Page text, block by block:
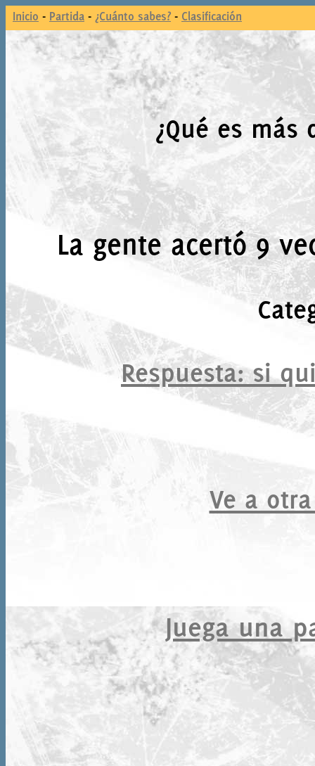
Inicio - Partida - ¿Cuánto sabes? - Clasificación
¿Qué es
La gente acertó 9
Respuesta: si
Ve a
Juega una